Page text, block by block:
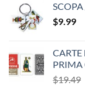
$9.99
PRIMA
$19.49